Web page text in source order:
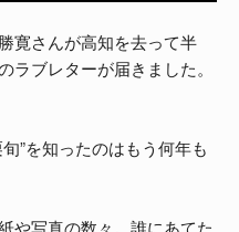
寛さんが高知を去って半
ラブレターが届きました。
”を知ったのはもう何年も
や写真の数々。誰にあてた